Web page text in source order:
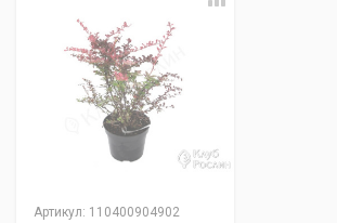
Артикул: 110400904902